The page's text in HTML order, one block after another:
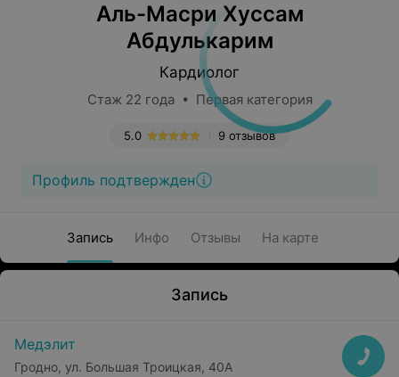
Аль-Масри Хуссам
Абдулькарим
Кардиолог
Стаж 22 года • Первая категория
9 отзывов
5.0
Профиль подтвержден
Запись Инфо Отзывы На карте
Запись
Медэлит
Гродно, ул. Большая Троицкая, 40А